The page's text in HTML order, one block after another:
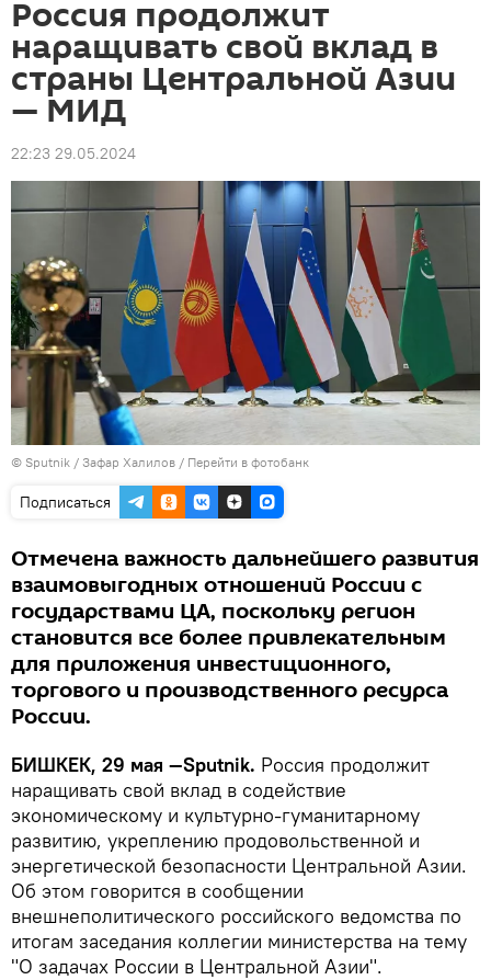
Россия продолжит
наращивать свой вклад в
страны Центральной Азии
— МИД
22:23 29.05.2024
© Sputnik / Зафар Халилов / Перейти в фотобанк
Подписаться
Отмечена важность дальнейшего развития
взаимовыгодных отношений России с
государствами ЦА, поскольку регион
становится все более привлекательным
для приложения инвестиционного,
торгового и производственного ресурса
России.
БИШКЕК, 29 мая —Sputnik. Россия продолжит
наращивать свой вклад в содействие
экономическому и культурно-гуманитарному
развитию, укреплению продовольственной и
энергетической безопасности Центральной Азии.
Об этом говорится в сообщении
внешнеполитического российского ведомства по
итогам заседания коллегии министерства на тему
"О задачах России в Центральной Азии".